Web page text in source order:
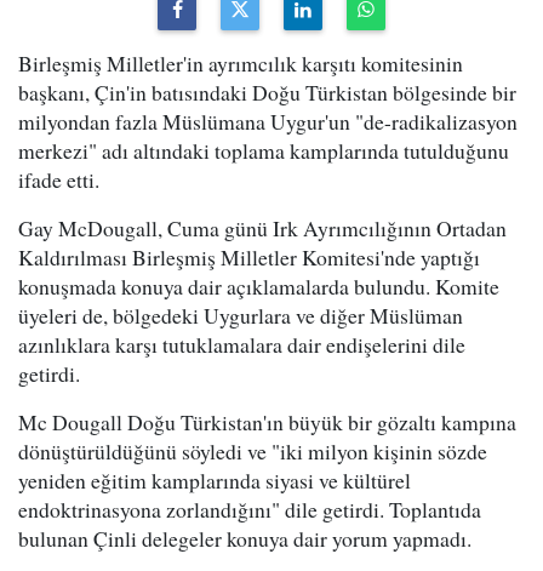
Birleşmiş Milletler'in ayrımcılık karşıtı komitesinin
başkanı, Çin'in batısındaki Doğu Türkistan bölgesinde bir
milyondan fazla Müslümana Uygur'un "de-radikalizasyon
merkezi" adı altındaki toplama kamplarında tutulduğunu
ifade etti.
Gay McDougall, Cuma günü Irk Ayrımcılığının Ortadan
Kaldırılması Birleşmiş Milletler Komitesi'nde yaptığı
konuşmada konuya dair açıklamalarda bulundu. Komite
üyeleri de, bölgedeki Uygurlara ve diğer Müslüman
azınlıklara karşı tutuklamalara dair endişelerini dile
getirdi.
Mc Dougall Doğu Türkistan'ın büyük bir gözaltı kampına
dönüştürüldüğünü söyledi ve "iki milyon kişinin sözde
yeniden eğitim kamplarında siyasi ve kültürel
endoktrinasyona zorlandığını" dile getirdi. Toplantıda
bulunan Çinli delegeler konuya dair yorum yapmadı.